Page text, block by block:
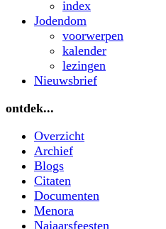
index
Jodendom
voorwerpen
kalender
lezingen
Nieuwsbrief
ontdek...
Overzicht
Archief
Blogs
Citaten
Documenten
Menora
Najaarsfeesten